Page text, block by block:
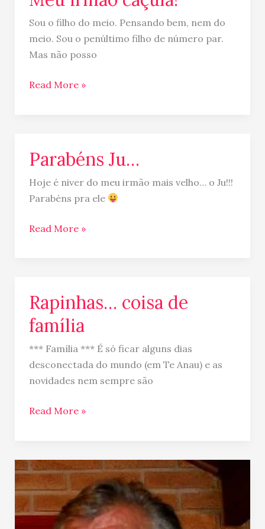
Sou o filho do meio. Pensando bem, nem do
meio. Sou o penúltimo filho de número par.
Mas não posso
Read More »
Parabéns Ju…
Hoje é niver do meu irmão mais velho… o Ju!!!
Parabéns pra ele
Parabéns
Read More »
Rapinhas… coisa de
família
*** Família *** É só ficar alguns dias
desconectada do mundo (em Te Anau) e as
novidades nem sempre são
Rapinhas…
coisa
de
família
Read More »
Parabéns
para
o
meu